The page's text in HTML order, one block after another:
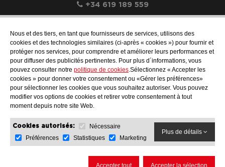
Nous et des tiers, en tant que fournisseurs de services, utilisons des
cookies et des technologies similaires (ci-après « cookies ») pour fournir et
protéger nos services, pour comprendre et améliorer leurs performances et
pour diffuser des publicités pertinentes. Pour plus d´informations, vous
pouvez consulter notre politique de cookies.Sélectionnez « Accepter les
cookies » pour donner votre consentement ou «Gérer les préférences»
pour sélectionner les cookies que vous souhaitez autoriser. Vous pouvez
modifier vos options de cookies et retirer votre consentement à tout
moment depuis notre site Web.
Cookies autorisés:
Nécessaire
Préférences
Statistiques Marketing
Plus de détails
Accepter tout Accepter la sélection
+34 619 189 559
info@motonauticallonch.com
POLITIQUE DE COOKIES